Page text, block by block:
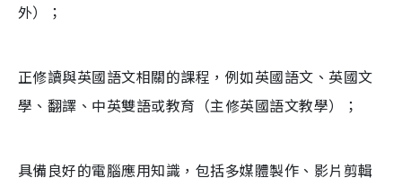
外）；
正修讀與英國語文相關的課程，例如英國語文、英國文
學、翻譯、中英雙語或教育（主修英國語文教學）；
具備良好的電腦應用知識，包括多媒體製作、影片剪輯